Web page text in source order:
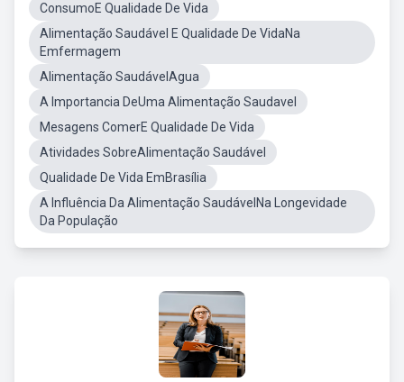
ConsumoE Qualidade De Vida
Alimentação Saudável E Qualidade De VidaNa
Emfermagem
Alimentação SaudávelAgua
A Importancia DeUma Alimentação Saudavel
Mesagens ComerE Qualidade De Vida
Atividades SobreAlimentação Saudável
Qualidade De Vida EmBrasília
A Influência Da Alimentação SaudávelNa Longevidade
Da População